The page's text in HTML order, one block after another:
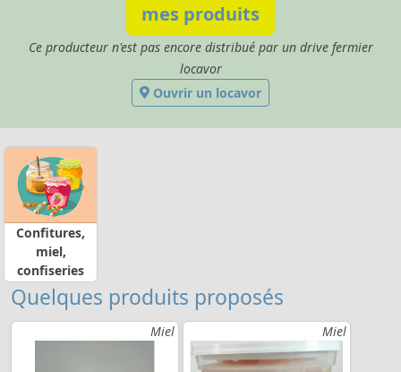
mes produits
Ce producteur n'est pas encore distribué par un drive fermier
locavor
Ouvrir un locavor
Confitures,
miel,
confiseries
Quelques produits proposés
Miel Miel